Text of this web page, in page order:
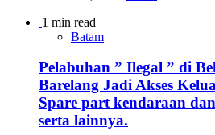
1 min read
Batam
Pelabuhan ” Ilegal ” di
Barelang Jadi Akses
Spare part kendaraan
serta lainnya.